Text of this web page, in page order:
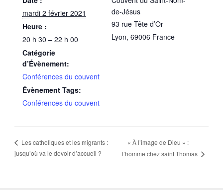
mardi 2 février 2021
Heure :
20 h 30 – 22 h 00
Catégorie
d’Évènement:
Conférences du couvent
Évènement Tags:
Conférences du couvent
de-Jésus
93 rue Tête d’Or
Lyon, 69006 France
Les catholiques et les migrants :
jusqu’où va le devoir d’accueil ?
« À l’image de Dieu » :
l’homme chez saint Thomas